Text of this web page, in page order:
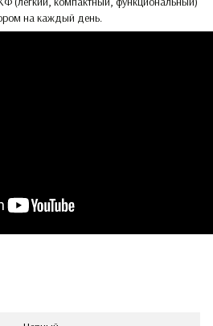
на каждый день.